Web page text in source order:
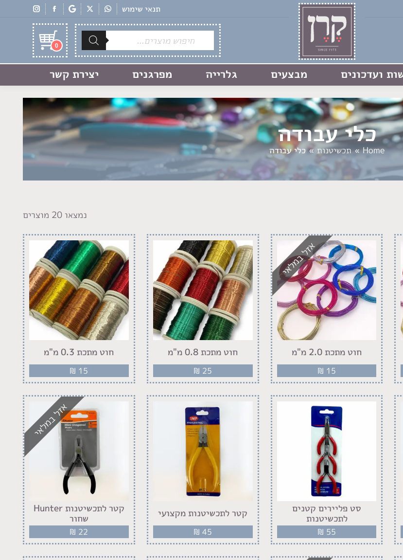
תנאי שימוש
Products
search
0
ועדכונים מבצעים גלרייה מפרגנים יצירת קשר
כלי עבודה
You are here:
Home תכשיטנות כלי עבודה
נמצאו 20 מוצרים
אזל במלאי
חוט מתכת 2.0 מ"מ
₪ 15
חוט מתכת 0.8 מ"מ
₪ 25
חוט מתכת 0.3 מ"מ
₪ 15
סט פליירים קטנים
לתכשיטנות
₪ 55
קטר לתכשיטנות מקצועי
₪ 45
אזל במלאי
קטר לתכשיטנות Hunter
שחור
₪ 22